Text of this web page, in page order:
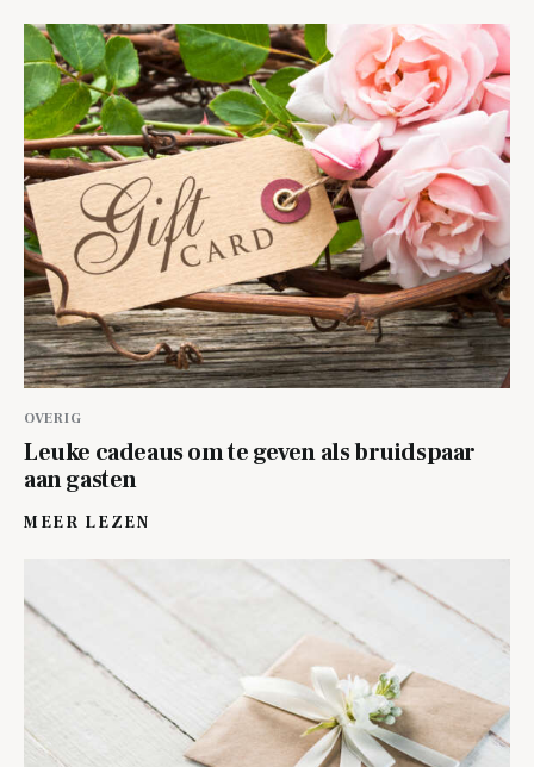
OVERIG
Leuke cadeaus om te geven als bruidspaar
aan gasten
MEER LEZEN